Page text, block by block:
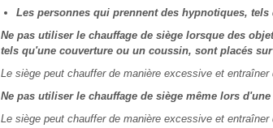
Les personnes qui prennent des hypnotiques,
Ne pas utiliser le chauffage de siège lorsque des
tels qu'une couverture ou un coussin, sont placés
Le siège peut chauffer de manière excessive et entraîner
Ne pas utiliser le chauffage de siège même lors
Le siège peut chauffer de manière excessive et entraîner